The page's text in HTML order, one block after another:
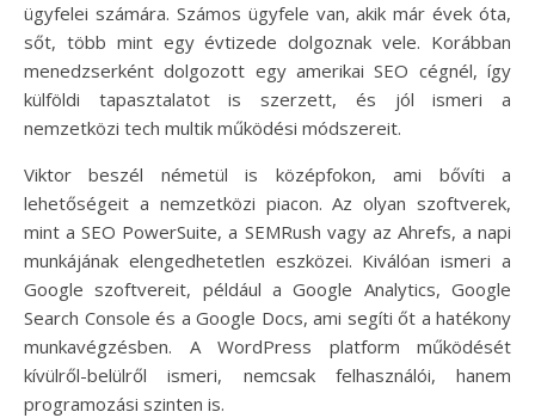
ügyfelei számára. Számos ügyfele van, akik már évek óta,
sőt, több mint egy évtizede dolgoznak vele. Korábban
menedzserként dolgozott egy amerikai SEO cégnél, így
külföldi tapasztalatot is szerzett, és jól ismeri a
nemzetközi tech multik működési módszereit.
Viktor beszél németül is középfokon, ami bővíti a
lehetőségeit a nemzetközi piacon. Az olyan szoftverek,
mint a SEO PowerSuite, a SEMRush vagy az Ahrefs, a napi
munkájának elengedhetetlen eszközei. Kiválóan ismeri a
Google szoftvereit, például a Google Analytics, Google
Search Console és a Google Docs, ami segíti őt a hatékony
munkavégzésben. A WordPress platform működését
kívülről-belülről ismeri, nemcsak felhasználói, hanem
programozási szinten is.